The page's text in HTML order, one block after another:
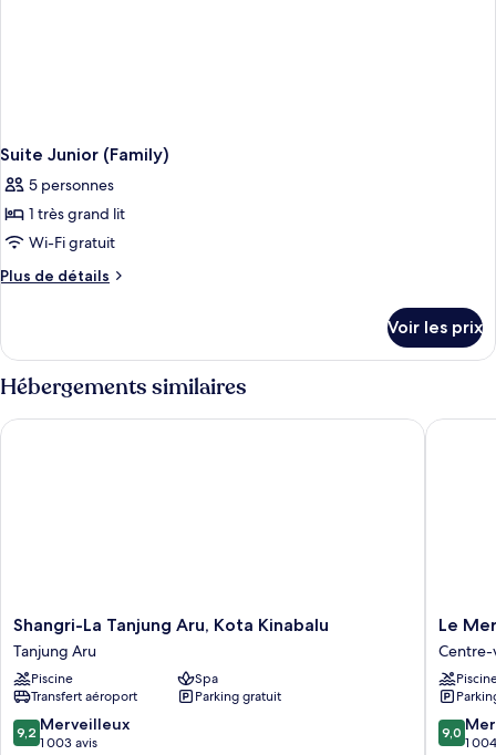
Suite Junior (Family)
5 personnes
1 très grand lit
Wi-Fi gratuit
Plus de détails
Plus
le
type
de
Suite
Voir les prix
Hébergements similaires
Shangri-
La
Tanjung
Aru,
Kota
Kinabalu
Tanjung
Shangri-La Tanjung Aru, Kota Kinabalu
Tanjung Aru
Piscine
Spa
Transfert aéroport
Parking gratuit
9.2
sur
9,2 Merveilleux
1 003 avis
Shangri-La Tanjung Aru, Kota Kinabalu
Le
Kota
Kinabalu
Centre-
ville
de
Le
Centre-
9.0
sur
9,0
1
Le